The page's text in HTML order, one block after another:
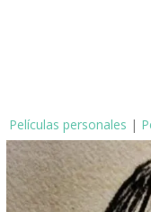
Películas personales |